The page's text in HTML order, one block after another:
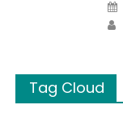
Tag Cloud